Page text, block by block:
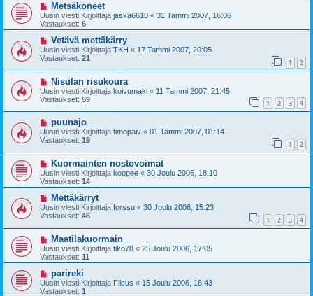
Metsäkoneet
Uusin viesti Kirjoittaja jaska6610 « 31 Tammi 2007, 16:06
Vastaukset: 6
Vetävä mettäkärry
Uusin viesti Kirjoittaja TKH « 17 Tammi 2007, 20:05
Vastaukset: 21 1 2
Nisulan risukoura
Uusin viesti Kirjoittaja koivumaki « 11 Tammi 2007, 21:45
Vastaukset: 59 1 2 3 4
puunajo
Uusin viesti Kirjoittaja timopaiv « 01 Tammi 2007, 01:14
Vastaukset: 19 1 2
Kuormainten nostovoimat
Uusin viesti Kirjoittaja koopee « 30 Joulu 2006, 18:10
Vastaukset: 14
Mettäkärryt
Uusin viesti Kirjoittaja forssu « 30 Joulu 2006, 15:23
Vastaukset: 46 1 2 3 4
Maatilakuormain
Uusin viesti Kirjoittaja tiko78 « 25 Joulu 2006, 17:05
Vastaukset: 11
parireki
Uusin viesti Kirjoittaja Fiicus « 15 Joulu 2006, 18:43
Vastaukset: 1